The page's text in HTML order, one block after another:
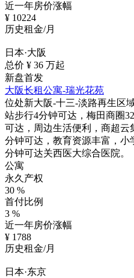
近一年房价涨幅
¥ 10224
历史租金/月
日本·大阪
总价 ¥ 36 万起
新盘首发
大阪长租公寓-瑞光花苑
位处新大阪-十三-淡路再生区
站步行4分钟可达，梅田商圈
可达，周边生活便利，商超云
分钟可达，教育资源丰富，小
分钟可达关西医大综合医院。
公寓
永久产权
30 %
首付比例
3 %
近一年房价涨幅
¥ 1788
历史租金/月
日本·东京